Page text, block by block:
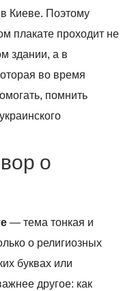
Киеве. Поэтому
плакате проходит не
здании, а в
во время
помнить
о
— тема тонкая и
о религиозных
буквах или
другое: как